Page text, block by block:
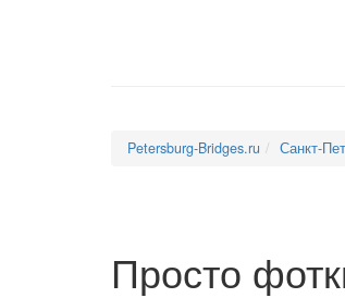
Petersburg-Bridges.ru Санкт-
Просто